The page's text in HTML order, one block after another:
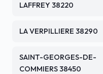
LAFFREY 38220
LA VERPILLIERE 38290
SAINT-GEORGES-DE-
COMMIERS 38450